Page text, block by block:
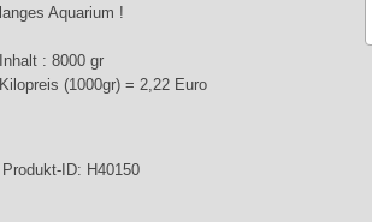
langes Aquarium !
Inhalt : 8000 gr
Kilopreis (1000gr) = 2,22 Euro
Produkt-ID: H40150